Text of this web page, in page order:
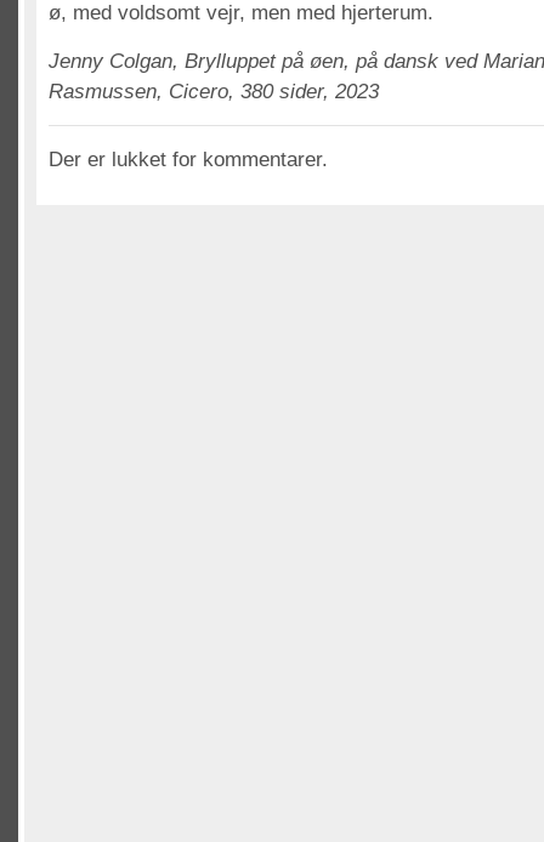
ø, med voldsomt vejr, men med hjerterum.
Jenny Colgan, Brylluppet på øen, på dansk ved
Rasmussen, Cicero, 380 sider, 2023
Der er lukket for kommentarer.